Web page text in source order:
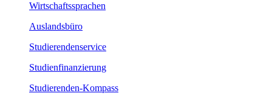
Wirtschaftssprachen
Auslandsbüro
Studierendenservice
Studienfinanzierung
Studierenden-Kompass